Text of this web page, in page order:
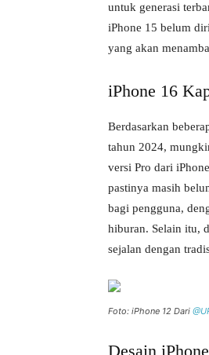
untuk generasi
iPhone 15 belum
yang akan
iPhone 16
Berdasarkan
tahun 2024,
versi Pro dari
pastinya masih
bagi pengguna,
hiburan. Selain itu,
sejalan dengan
Foto: iPhone 12 Dari
Desain